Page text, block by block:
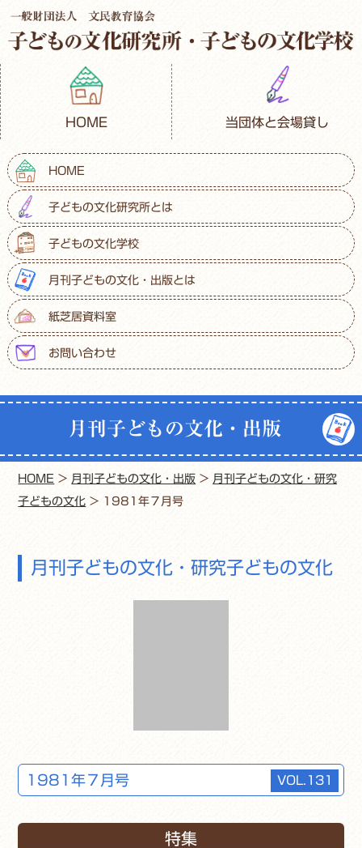
HOME 当団体と会場貸し
HOME
子どもの文化研究所とは
子どもの文化学校
月刊子どもの文化・出版とは
紙芝居資料室
お問い合わせ
月刊子どもの文化・出版
HOME > 月刊子どもの文化・出版 > 月刊子どもの文化・研究
子どもの文化 > 1981年７月号
月刊子どもの文化・研究子どもの文化
1981年７月号 VOL.131
特集